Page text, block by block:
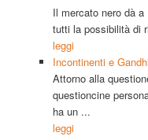
Il mercato nero dà
tutti la possibilità di
leggi
Incontinenti e
Attorno alla
questioncine
ha un ...
leggi